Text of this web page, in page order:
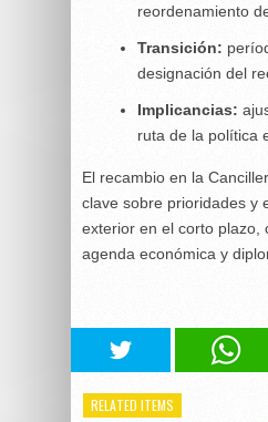
reordenamiento
Transición:
designación del
Implicancias:
ruta de la política
El recambio en la
clave sobre prioridades y
exterior en el corto plazo,
agenda económica y
RELATED ITEMS